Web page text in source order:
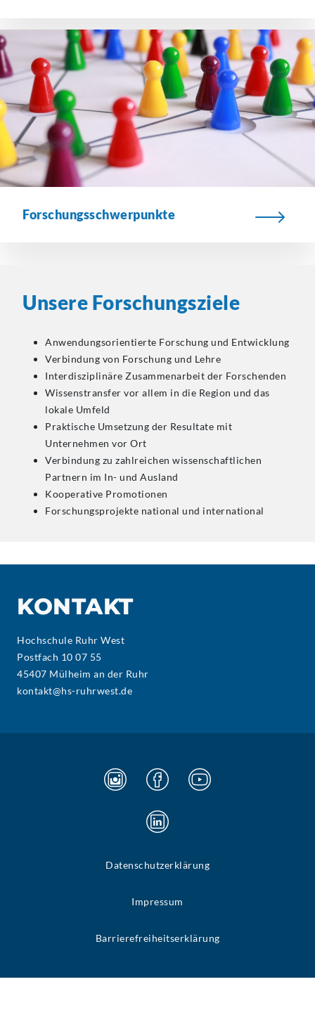
Forschungsschwerpunkte
Unsere Forschungsziele
Anwendungsorientierte Forschung und Entwicklung
Verbindung von Forschung und Lehre
Interdisziplinäre Zusammenarbeit der Forschenden
Wissenstransfer vor allem in die Region und das
lokale Umfeld
Praktische Umsetzung der Resultate mit
Unternehmen vor Ort
Verbindung zu zahlreichen wissenschaftlichen
Partnern im In- und Ausland
Kooperative Promotionen
Forschungsprojekte national und international
KONTAKT
Hochschule Ruhr West
Postfach 10 07 55
45407 Mülheim an der Ruhr
kontakt@hs-ruhrwest.de
Datenschutzerklärung
Impressum
Barrierefreiheitserklärung